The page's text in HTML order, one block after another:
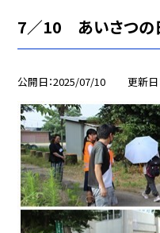
7／10 あいさつの
公開日 2025/07/10 更新日